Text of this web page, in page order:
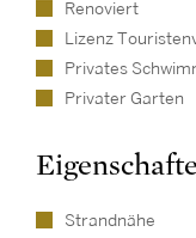
Renoviert
Lizenz
Privates
Privater Garten
Strandnähe